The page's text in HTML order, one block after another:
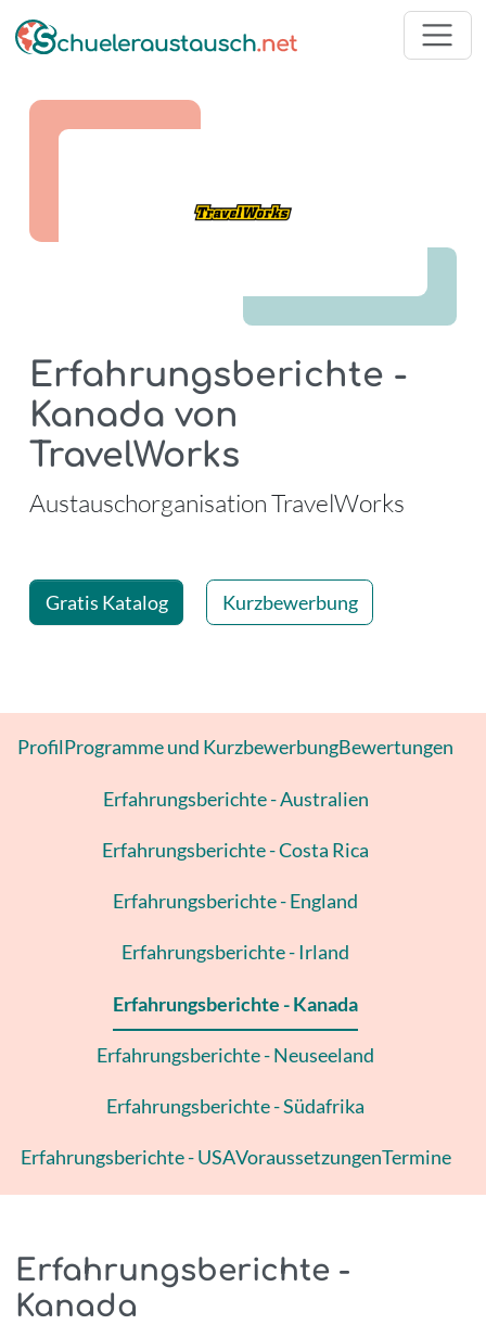
Erfahrungsberichte -
Kanada von
TravelWorks
-
Austauschorganisation TravelWorks
Gratis Katalog Kurzbewerbung
ProfilProgramme und KurzbewerbungBewertungen
Erfahrungsberichte - Australien
Erfahrungsberichte - Costa Rica
Erfahrungsberichte - England
Erfahrungsberichte - Irland
Erfahrungsberichte - Kanada
Erfahrungsberichte - Neuseeland
Erfahrungsberichte - Südafrika
Erfahrungsberichte - USAVoraussetzungenTermine
Erfahrungsberichte -
Kanada